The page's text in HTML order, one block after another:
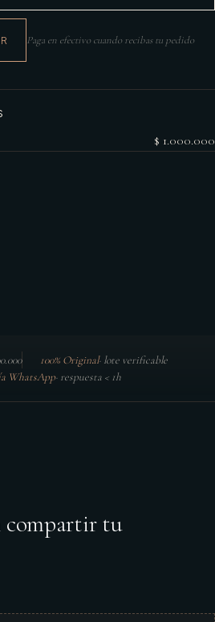
Paga en efectivo cuando recibas tu pedido
$ 1.000.000
100% Original· lote verificable
WhatsApp· respuesta < 1h
compartir tu